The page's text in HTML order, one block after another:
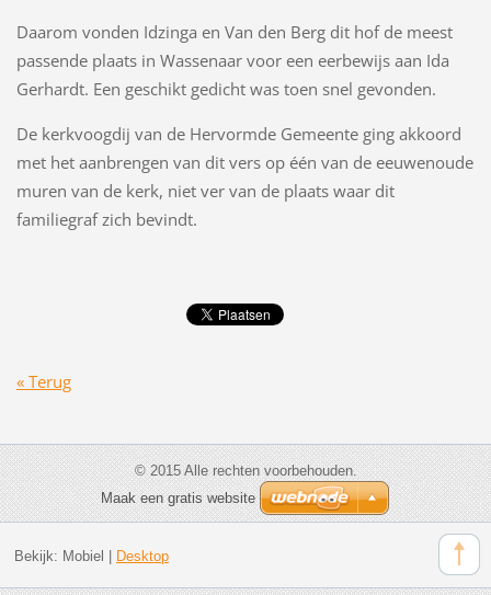
Daarom vonden Idzinga en Van den Berg dit hof de meest
passende plaats in Wassenaar voor een eerbewijs aan Ida
Gerhardt. Een geschikt gedicht was toen snel gevonden.
De kerkvoogdij van de Hervormde Gemeente ging akkoord
met het aanbrengen van dit vers op één van de eeuwe­noude
muren van de kerk, niet ver van de plaats waar dit
familiegraf zich bevindt.
« Terug
© 2015 Alle rechten voorbehouden.
Maak een gratis website
Bekijk: Mobiel Desktop